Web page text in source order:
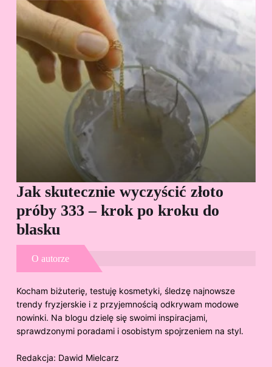
Jak skutecznie wyczyścić złoto
próby 333 – krok po kroku do
blasku
O autorze
Kocham biżuterię, testuję kosmetyki, śledzę najnowsze
trendy fryzjerskie i z przyjemnością odkrywam modowe
nowinki. Na blogu dzielę się swoimi inspiracjami,
sprawdzonymi poradami i osobistym spojrzeniem na styl.
Redakcja: Dawid Mielcarz